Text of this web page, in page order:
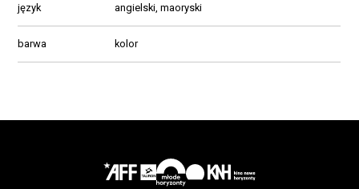
język angielski, maoryski
barwa kolor